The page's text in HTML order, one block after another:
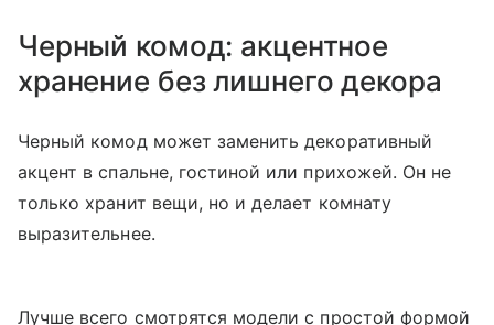
Черный комод: акцентное
хранение без лишнего декора
Черный комод может заменить декоративный
акцент в спальне, гостиной или прихожей. Он не
только хранит вещи, но и делает комнату
выразительнее.
Лучше всего смотрятся модели с простой формой